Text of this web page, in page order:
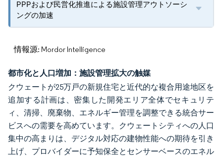
PPPおよび民営化推進による施設管理アウトソーシ
ングの加速
情報源: Mordor Intelligence
都市化と人口増加：施設管理拡大の触媒
クウェートが25万戸の新規住宅と近代的な複合用途地区を
追加する計画は、密集した開発エリア全体でセキュリテ
ィ、清掃、廃棄物、エネルギー管理を調整できる統合サー
ビスへの需要を高めています。クウェートシティへの人口
集中の高まりは、デジタル対応の建物性能への期待を引き
上げ、プロバイダーに予知保全とセンサーベースのエネル